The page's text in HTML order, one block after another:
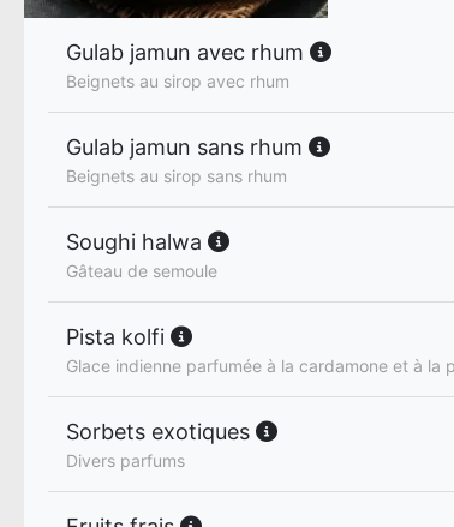
Gulab jamun avec rhum
Beignets au sirop avec rhum
Gulab jamun sans rhum
Beignets au sirop sans rhum
Soughi halwa
Gâteau de semoule
Pista kolfi
Glace indienne parfumée à la cardamone et à la
Sorbets exotiques
Divers parfums